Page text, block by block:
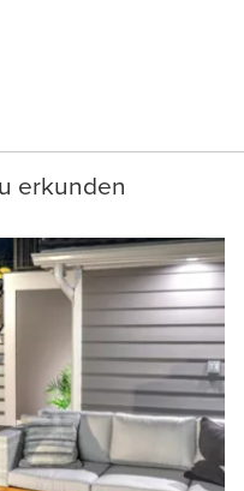
erkunden